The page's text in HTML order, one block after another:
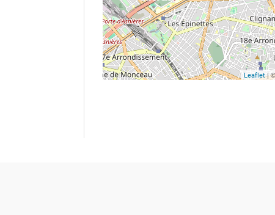
Leaflet| ©